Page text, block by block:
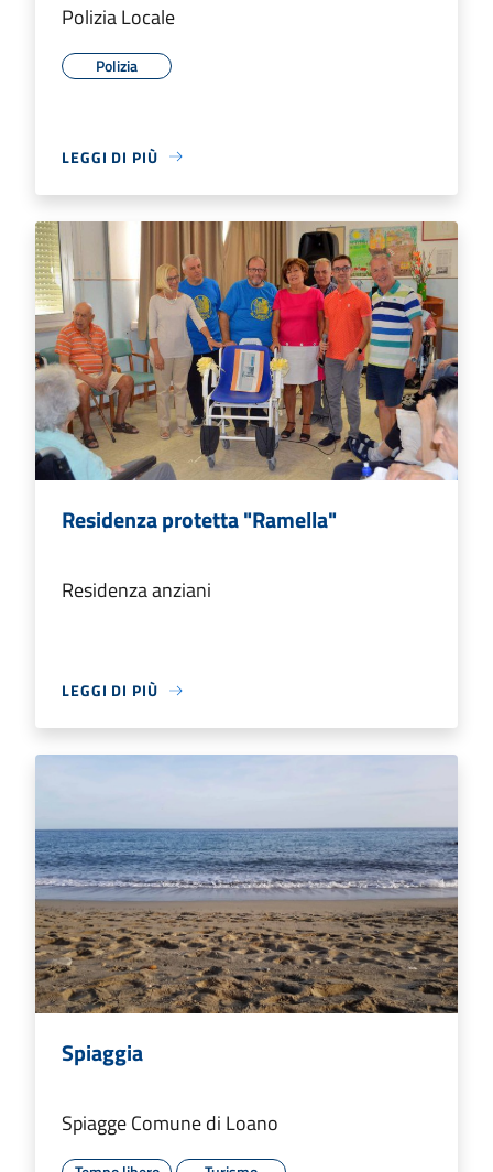
Polizia Locale
Polizia
LEGGI DI PIÙ
Residenza protetta "Ramella"
Residenza anziani
LEGGI DI PIÙ
Spiaggia
Spiagge Comune di Loano